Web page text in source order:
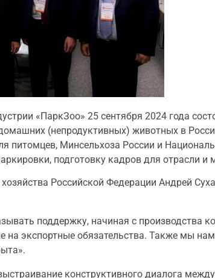
«ПаркЗоо» 25 сентября 2024 года
(непродуктивных) животных в
питомцев, Минсельхоза России и
подготовку кадров для отрасли и
Российской Федерации Андрей
поддержку, начиная с производства
на экспортные обязательства. Также мы
конструктивного диалога